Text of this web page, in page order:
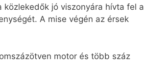
jó viszonyára hívta fel a
A mise végén az érsek
motor és több száz